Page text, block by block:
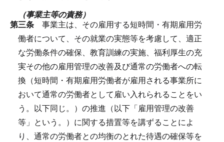
（事業主等の責務）
第三条 事業主は、その雇用する短時間・有期雇用労
働者について、その就業の実態等を考慮して、適正
な労働条件の確保、教育訓練の実施、福利厚生の充
実その他の雇用管理の改善及び通常の労働者への転
換（短時間・有期雇用労働者が雇用される事業所に
おいて通常の労働者として雇い入れられることをい
う。以下同じ。）の推進（以下「雇用管理の改善
等」という。）に関する措置等を講ずることによ
り、通常の労働者との均衡のとれた待遇の確保等を